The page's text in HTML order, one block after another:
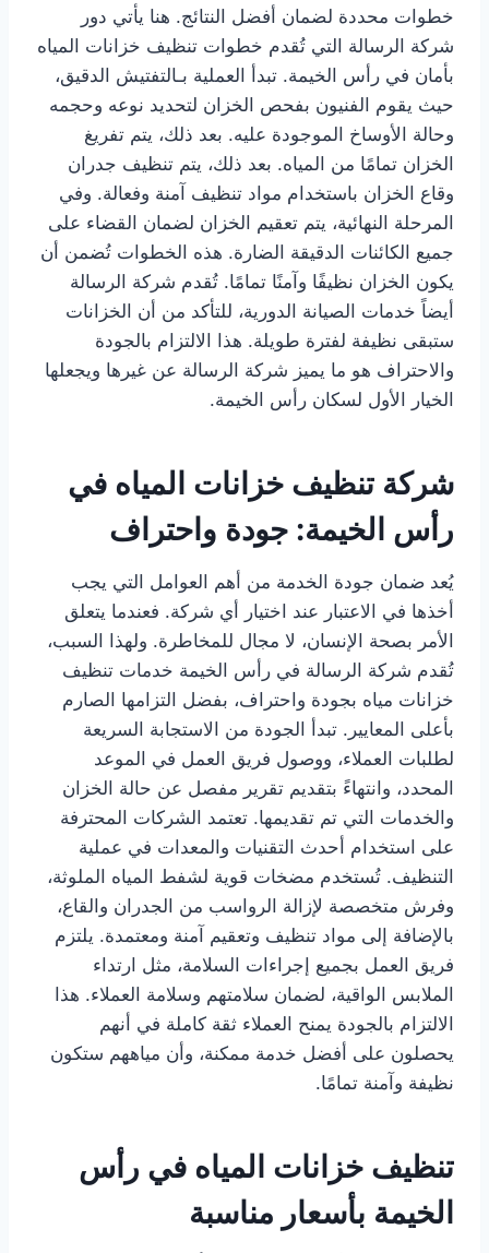
خطوات محددة لضمان أفضل النتائج. هنا يأتي دور
شركة الرسالة التي تُقدم خطوات تنظيف خزانات المياه
بأمان في رأس الخيمة. تبدأ العملية بـالتفتيش الدقيق،
حيث يقوم الفنيون بفحص الخزان لتحديد نوعه وحجمه
وحالة الأوساخ الموجودة عليه. بعد ذلك، يتم تفريغ
الخزان تمامًا من المياه. بعد ذلك، يتم تنظيف جدران
وقاع الخزان باستخدام مواد تنظيف آمنة وفعالة. وفي
المرحلة النهائية، يتم تعقيم الخزان لضمان القضاء على
جميع الكائنات الدقيقة الضارة. هذه الخطوات تُضمن أن
يكون الخزان نظيفًا وآمنًا تمامًا. تُقدم شركة الرسالة
أيضاً خدمات الصيانة الدورية، للتأكد من أن الخزانات
ستبقى نظيفة لفترة طويلة. هذا الالتزام بالجودة
والاحتراف هو ما يميز شركة الرسالة عن غيرها ويجعلها
الخيار الأول لسكان رأس الخيمة.
شركة تنظيف خزانات المياه في
رأس الخيمة: جودة واحتراف
يُعد ضمان جودة الخدمة من أهم العوامل التي يجب
أخذها في الاعتبار عند اختيار أي شركة. فعندما يتعلق
الأمر بصحة الإنسان، لا مجال للمخاطرة. ولهذا السبب،
تُقدم شركة الرسالة في رأس الخيمة خدمات تنظيف
خزانات مياه بجودة واحتراف، بفضل التزامها الصارم
بأعلى المعايير. تبدأ الجودة من الاستجابة السريعة
لطلبات العملاء، ووصول فريق العمل في الموعد
المحدد، وانتهاءً بتقديم تقرير مفصل عن حالة الخزان
والخدمات التي تم تقديمها. تعتمد الشركات المحترفة
على استخدام أحدث التقنيات والمعدات في عملية
التنظيف. تُستخدم مضخات قوية لشفط المياه الملوثة،
وفرش متخصصة لإزالة الرواسب من الجدران والقاع،
بالإضافة إلى مواد تنظيف وتعقيم آمنة ومعتمدة. يلتزم
فريق العمل بجميع إجراءات السلامة، مثل ارتداء
الملابس الواقية، لضمان سلامتهم وسلامة العملاء. هذا
الالتزام بالجودة يمنح العملاء ثقة كاملة في أنهم
يحصلون على أفضل خدمة ممكنة، وأن مياههم ستكون
نظيفة وآمنة تمامًا.
تنظيف خزانات المياه في رأس
الخيمة بأسعار مناسبة